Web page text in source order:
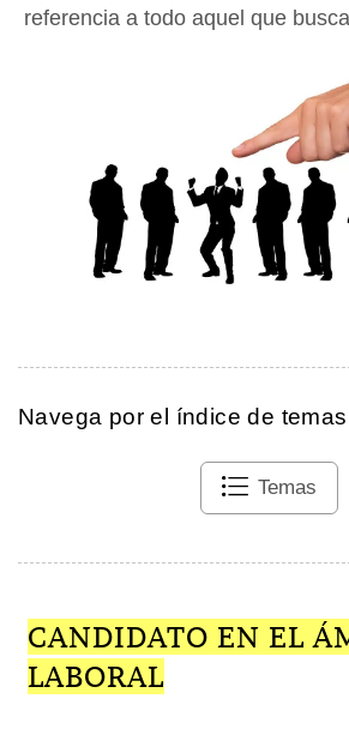
referencia a todo aquel que
Navega por el índice de
Temas
CANDIDATO EN EL
LABORAL